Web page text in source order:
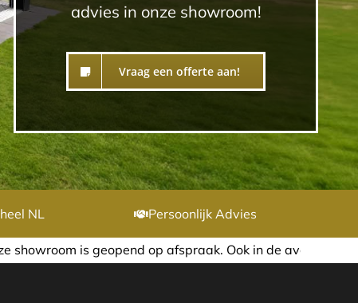
advies in onze showroom!
Vraag een offerte aan!
NL Persoonlijk Advies
afspraak. Ook in de avond of in het weekend nemen wij